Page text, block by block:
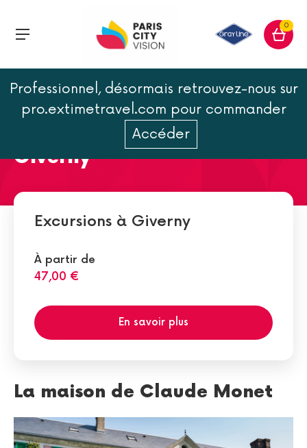
0
Professionnel, désormais retrouvez-nous sur
pro.extimetravel.com pour commander
Accéder
La maison de Monet et
l'atelier du peintre à
Giverny
Excursions à Giverny
À partir de
47,00 €
En savoir plus
La maison de Claude Monet